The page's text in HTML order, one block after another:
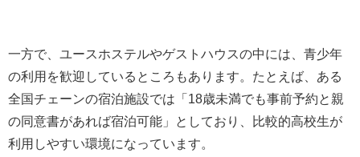
一方で、ユースホステルやゲストハウスの中には、青少年
の利用を歓迎しているところもあります。たとえば、ある
全国チェーンの宿泊施設では「18歳未満でも事前予約と親
の同意書があれば宿泊可能」としており、比較的高校生が
利用しやすい環境になっています。